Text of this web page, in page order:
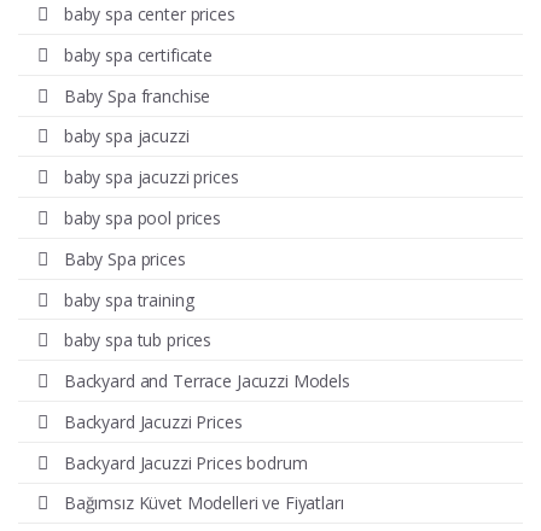
baby spa center prices
baby spa certificate
Baby Spa franchise
baby spa jacuzzi
baby spa jacuzzi prices
baby spa pool prices
Baby Spa prices
baby spa training
baby spa tub prices
Backyard and Terrace Jacuzzi Models
Backyard Jacuzzi Prices
Backyard Jacuzzi Prices bodrum
Bağımsız Küvet Modelleri ve Fiyatları